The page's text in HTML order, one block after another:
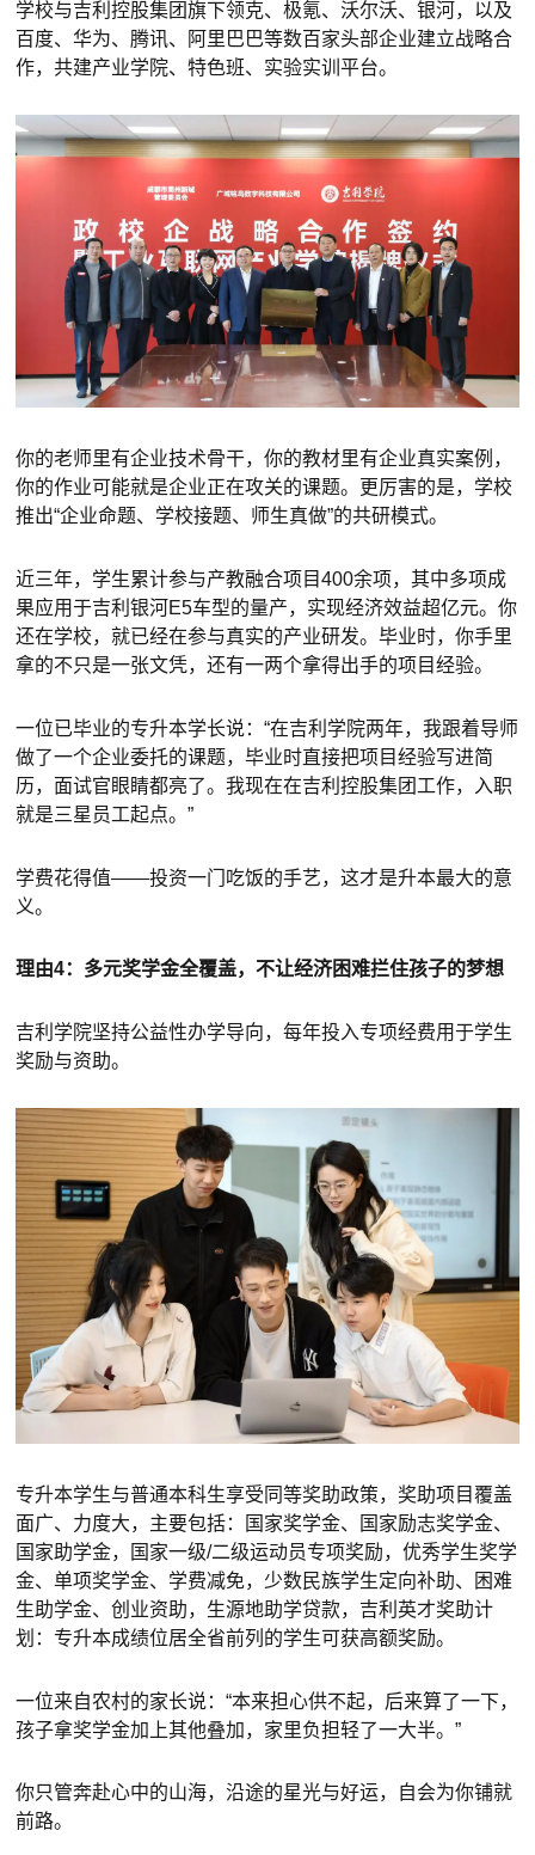
学校与吉利控股集团旗下领克、极氪、沃尔沃、银河，以及
百度、华为、腾讯、阿里巴巴等数百家头部企业建立战略合
作，共建产业学院、特色班、实验实训平台。
你的老师里有企业技术骨干，你的教材里有企业真实案例，
你的作业可能就是企业正在攻关的课题。更厉害的是，学校
推出“企业命题、学校接题、师生真做”的共研模式。
近三年，学生累计参与产教融合项目400余项，其中多项成
果应用于吉利银河E5车型的量产，实现经济效益超亿元。你
还在学校，就已经在参与真实的产业研发。毕业时，你手里
拿的不只是一张文凭，还有一两个拿得出手的项目经验。
一位已毕业的专升本学长说：“在吉利学院两年，我跟着导师
做了一个企业委托的课题，毕业时直接把项目经验写进简
历，面试官眼睛都亮了。我现在在吉利控股集团工作，入职
就是三星员工起点。”
学费花得值——投资一门吃饭的手艺，这才是升本最大的意
义。
理由4：多元奖学金全覆盖，不让经济困难拦住孩子的梦想
吉利学院坚持公益性办学导向，每年投入专项经费用于学生
奖励与资助。
专升本学生与普通本科生享受同等奖助政策，奖助项目覆盖
面广、力度大，主要包括：国家奖学金、国家励志奖学金、
国家助学金，国家一级/二级运动员专项奖励，优秀学生奖学
金、单项奖学金、学费减免，少数民族学生定向补助、困难
生助学金、创业资助，生源地助学贷款，吉利英才奖助计
划：专升本成绩位居全省前列的学生可获高额奖励。
一位来自农村的家长说：“本来担心供不起，后来算了一下，
孩子拿奖学金加上其他叠加，家里负担轻了一大半。”
你只管奔赴心中的山海，沿途的星光与好运，自会为你铺就
前路。